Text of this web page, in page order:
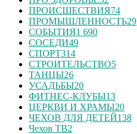
ПРОИСШЕСТВИЯ74
ПРОМЫШЛЕННОСТЬ29
СОБЫТИЯ1 690
СОСЕДИ49
СПОРТ314
СТРОИТЕЛЬСТВО5
ТАНЦЫ26
УСАДЬБЫ20
ФИТНЕС-КЛУБЫ13
ЦЕРКВИ И ХРАМЫ20
ЧЕХОВ ДЛЯ ДЕТЕЙ138
Чехов ТВ2